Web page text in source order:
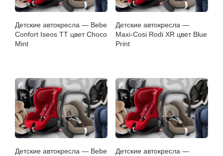
Детские автокресла — Bebe
Confort Iseos TT цвет Choco
Mint
Детские автокресла —
Maxi-Cosi Rodi XR цвет Blue
Print
Детские автокресла — Bebe
Детские автокресла —